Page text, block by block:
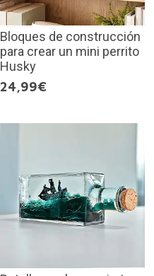
Bloques de construcción
para crear un mini perrito
Husky
24,99€